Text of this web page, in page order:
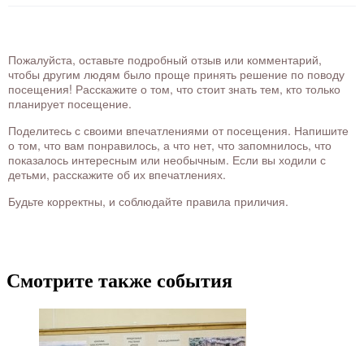
Пожалуйста, оставьте подробный отзыв или комментарий,
чтобы другим людям было проще принять решение по поводу
посещения! Расскажите о том, что стоит знать тем, кто только
планирует посещение.
Поделитесь с своими впечатлениями от посещения. Напишите
о том, что вам понравилось, а что нет, что запомнилось, что
показалось интересным или необычным. Если вы ходили с
детьми, расскажите об их впечатлениях.
Будьте корректны, и соблюдайте правила приличия.
Смотрите также события